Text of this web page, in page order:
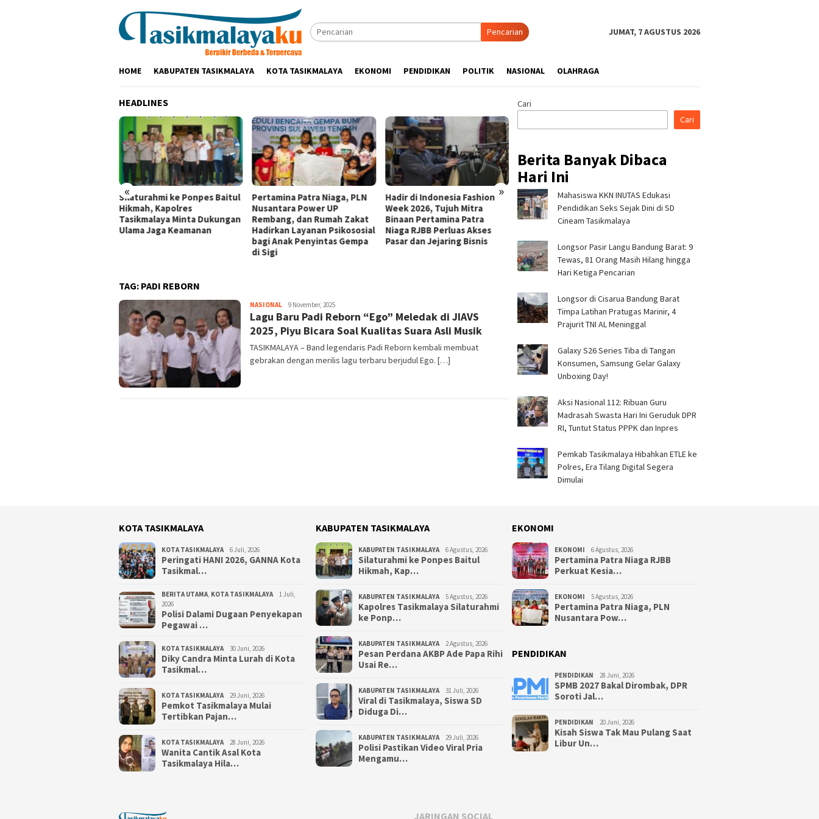
Pencarian JUMAT, 7 AGUSTUS 2026
HOME KABUPATEN TASIKMALAYA KOTA TASIKMALAYA EKONOMI PENDIDIKAN POLITIK NASIONAL OLAHRAGA
HEADLINES
« »
Silaturahmi ke Ponpes Baitul
Hikmah, Kapolres
Tasikmalaya Minta Dukungan
Ulama Jaga Keamanan
Pertamina Patra Niaga, PLN
Nusantara Power UP
Rembang, dan Rumah Zakat
Hadirkan Layanan Psikososial
bagi Anak Penyintas Gempa
di Sigi
Hadir di Indonesia Fashion
Week 2026, Tujuh Mitra
Binaan Pertamina Patra
Niaga RJBB Perluas Akses
Pasar dan Jejaring Bisnis
Kapolres Tasikmalaya
Silaturahmi ke Ponpes
Sukamanah dan Cipasung,
Kamtibmas
Pertamina Patra Niaga RJBB
Perkuat Kesiapsiagaan
TAG: PADI REBORN
NASIONAL Tim
Redaksi
9 November, 2025
Lagu Baru Padi Reborn “Ego” Meledak di JIAVS
2025, Piyu Bicara Soal Kualitas Suara Asli Musik
TASIKMALAYA – Band legendaris Padi Reborn kembali membuat
gebrakan dengan merilis lagu terbaru berjudul Ego. […]
Cari
Cari
Berita Banyak Dibaca
Hari Ini
Mahasiswa KKN INUTAS Edukasi
Pendidikan Seks Sejak Dini di SD
Cineam Tasikmalaya
Longsor Pasir Langu Bandung Barat: 9
Tewas, 81 Orang Masih Hilang hingga
Hari Ketiga Pencarian
Longsor di Cisarua Bandung Barat
Timpa Latihan Pra­tugas Marinir, 4
Prajurit TNI AL Meninggal
Galaxy S26 Series Tiba di Tangan
Konsumen, Samsung Gelar Galaxy
Unboxing Day!
Aksi Nasional 112: Ribuan Guru
Madrasah Swasta Hari Ini Geruduk DPR
RI, Tuntut Status PPPK dan Inpres
Pemkab Tasikmalaya Hibahkan ETLE ke
Polres, Era Tilang Digital Segera
Dimulai
KOTA TASIKMALAYA
KOTA TASIKMALAYA 6 Juli, 2026
Peringati HANI 2026, GANNA Kota
Tasikmal…
BERITA UTAMA, KOTA TASIKMALAYA
1 Juli,
2026
Polisi Dalami Dugaan Penyekapan
Pegawai …
KOTA TASIKMALAYA 30 Juni, 2026
Diky Candra Minta Lurah di Kota
Tasikmal…
KOTA TASIKMALAYA 29 Juni, 2026
Pemkot Tasikmalaya Mulai
Tertibkan Pajan…
KOTA TASIKMALAYA 28 Juni, 2026
Wanita Cantik Asal Kota
Tasikmalaya Hila…
KABUPATEN TASIKMALAYA
KABUPATEN TASIKMALAYA 6 Agustus, 2026
Silaturahmi ke Ponpes Baitul
Hikmah, Kap…
KABUPATEN TASIKMALAYA 5 Agustus, 2026
Kapolres Tasikmalaya Silaturahmi
ke Ponp…
KABUPATEN TASIKMALAYA 2 Agustus, 2026
Pesan Perdana AKBP Ade Papa Rihi
Usai Re…
KABUPATEN TASIKMALAYA 31 Juli, 2026
Viral di Tasikmalaya, Siswa SD
Diduga Di…
KABUPATEN TASIKMALAYA 29 Juli, 2026
Polisi Pastikan Video Viral Pria
Mengamu…
EKONOMI
EKONOMI 6 Agustus, 2026
Pertamina Patra Niaga RJBB
Perkuat Kesia…
EKONOMI 5 Agustus, 2026
Pertamina Patra Niaga, PLN
Nusantara Pow…
PENDIDIKAN
PENDIDIKAN 28 Juni, 2026
SPMB 2027 Bakal Dirombak, DPR
Soroti Jal…
PENDIDIKAN 20 Juni, 2026
Kisah Siswa Tak Mau Pulang Saat
Libur Un…
JARINGAN SOCIAL